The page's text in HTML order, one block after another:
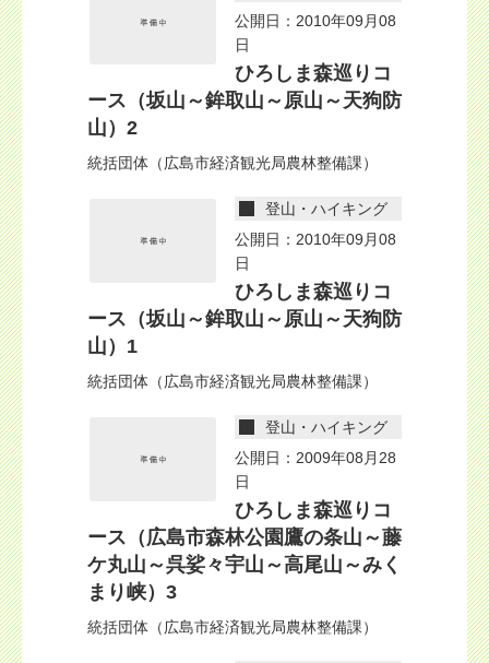
公開日：2010年09月08
日
ひろしま森巡りコ
ース（坂山～鉾取山～原山～天狗防
山）2
統括団体（広島市経済観光局農林整備課）
登山・ハイキング
公開日：2010年09月08
日
ひろしま森巡りコ
ース（坂山～鉾取山～原山～天狗防
山）1
統括団体（広島市経済観光局農林整備課）
登山・ハイキング
公開日：2009年08月28
日
ひろしま森巡りコ
ース（広島市森林公園鷹の条山～藤
ケ丸山～呉娑々宇山～高尾山～みく
まり峡）3
統括団体（広島市経済観光局農林整備課）